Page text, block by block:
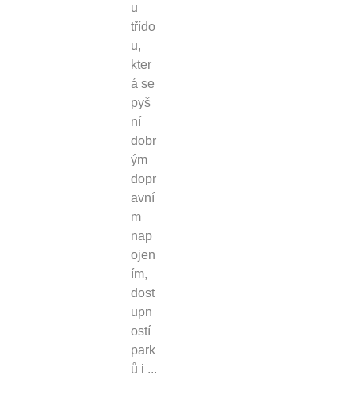
u
třído
u,
kter
á se
pyš
ní
dobr
ým
dopr
avní
m
nap
ojen
ím,
dost
upn
ostí
park
ů i ...